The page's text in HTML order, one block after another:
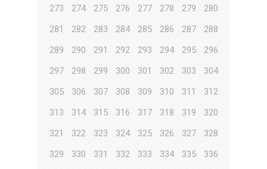
273
274 275 276 277 278 279
280
281
282 283 284 285 286 287
288
289
290 291 292 293 294 295
296
297
298 299 300 301 302 303
304
305
306 307 308 309 310 311
312
313
314 315 316 317 318 319
320
321
322 323 324 325 326 327
328
329
330 331 332 333 334 335
336